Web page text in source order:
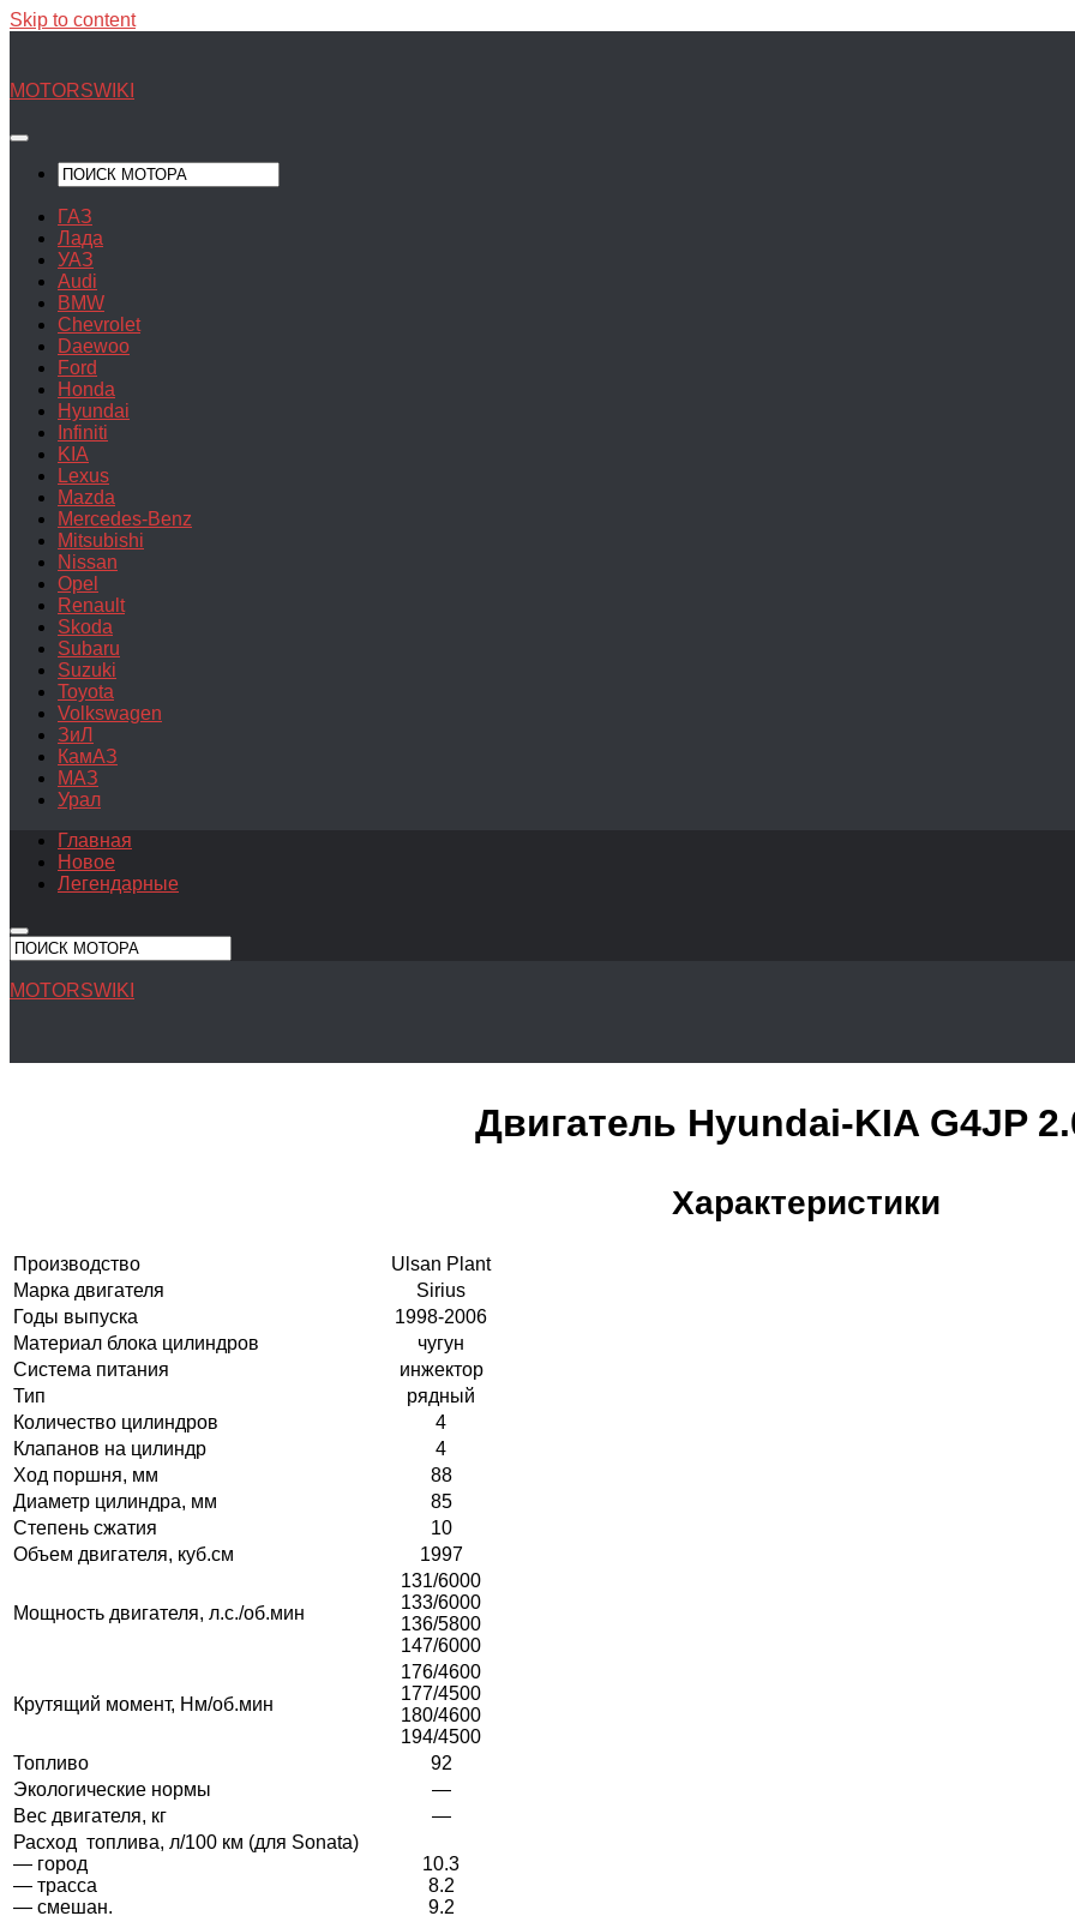
Skip to content
MOTORSWIKI
ГАЗ
Лада
УАЗ
Audi
BMW
Chevrolet
Daewoo
Ford
Honda
Hyundai
Infiniti
KIA
Lexus
Mazda
Mercedes-Benz
Mitsubishi
Nissan
Opel
Renault
Skoda
Subaru
Suzuki
Toyota
Volkswagen
ЗиЛ
КамАЗ
МАЗ
Урал
Главная
Новое
Легендарные
MOTORSWIKI
Двигатель Hyundai-KIA G4JP
Характеристики
Производство
Ulsan Plant
Марка двигателя
Sirius
Годы выпуска
1998-2006
Материал блока цилиндров
чугун
Система питания
инжектор
Тип
рядный
Количество цилиндров
4
Клапанов на цилиндр
4
Ход поршня, мм
88
Диаметр цилиндра, мм
85
Степень сжатия
10
Объем двигателя, куб.см
1997
Мощность двигателя, л.с./об.мин
131/6000
133/6000
136/5800
147/6000
Крутящий момент, Нм/об.мин
176/4600
177/4500
180/4600
194/4500
Топливо
92
Экологические нормы
—
Вес двигателя, кг
—
Расход топлива, л/100 км (для Sonata)
— город
— трасса
— смешан.
10.3
8.2
9.2